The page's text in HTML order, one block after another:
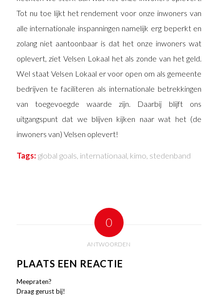
Tot nu toe lijkt het rendement voor onze inwoners van
alle internationale inspanningen namelijk erg beperkt en
zolang niet aantoonbaar is dat het onze inwoners wat
oplevert, ziet Velsen Lokaal het als zonde van het geld.
Wel staat Velsen Lokaal er voor open om als gemeente
bedrijven te faciliteren als internationale betrekkingen
van toegevoegde waarde zijn. Daarbij blijft ons
uitgangspunt dat we blijven kijken naar wat het (de
inwoners van) Velsen oplevert!
Tags: global goals, internationaal, kimo, stedenband
0
ANTWOORDEN
PLAATS EEN REACTIE
Meepraten?
Draag gerust bij!